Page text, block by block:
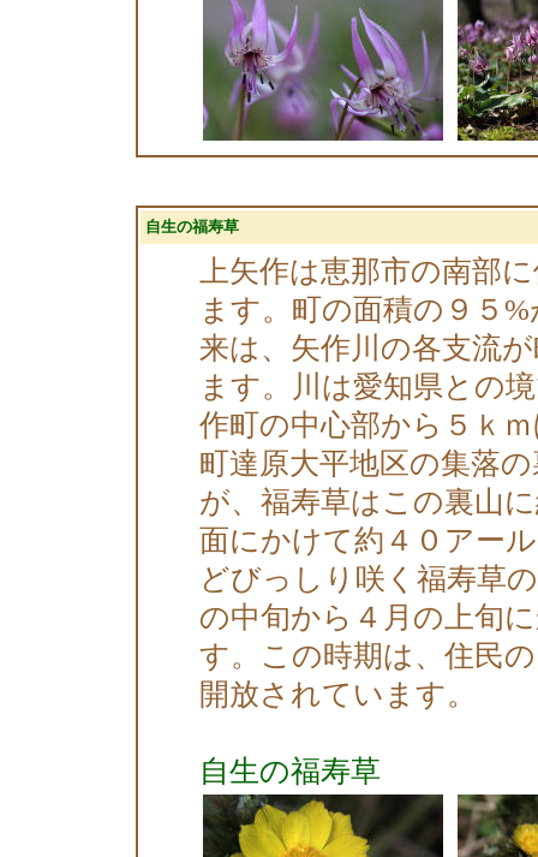
自生の福寿草
上矢作は恵那市の南部
ます。町の面積の９５
来は、矢作川の各支流
ます。川は愛知県との
作町の中心部から５ｋ
町達原大平地区の集落
が、福寿草はこの裏山
面にかけて約４０アー
どびっしり咲く福寿草
の中旬から４月の上旬
す。この時期は、住民
開放されています。
自生の福寿草